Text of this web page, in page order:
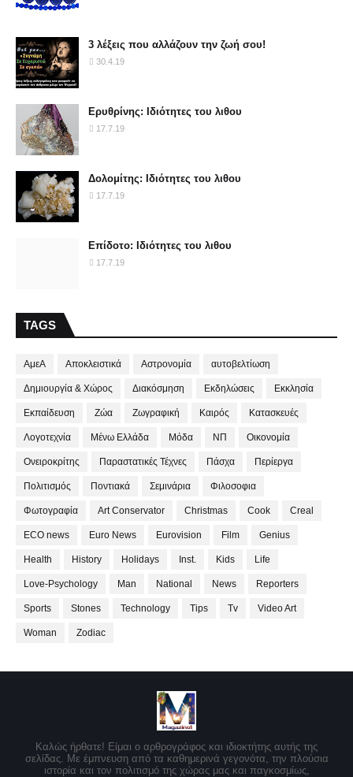
3 λέξεις που αλλάζουν την ζωή σου!
30.4.19
Ερυθρίνης: Ιδιότητες του λιθου
17.7.19
Δολομίτης: Ιδιότητες του λιθου
17.7.19
Επίδοτο: Ιδιότητες του λιθου
17.7.19
TAGS
ΑμεΑ Αποκλειστικά Αστρονομία αυτοβελτίωση
Δημιουργία & Χώρος Διακόσμηση Εκδηλώσεις Εκκλησία
Εκπαίδευση Ζώα Ζωγραφική Καιρός Κατασκευές
Λογοτεχνία Μένω Ελλάδα Μόδα ΝΠ Οικονομία
Ονειροκρίτης Παραστατικές Τέχνες Πάσχα Περίεργα
Πολιτισμός Ποντιακά Σεμινάρια Φιλοσοφια
Φωτογραφία Art Conservator Christmas Cook Creal
ECO news Euro News Eurovision Film Genius
Health History Holidays Inst. Kids Life
Love-Psychology Man National News Reporters
Sports Stones Technology Tips Tv Video Art
Woman Zodiac
Καλώς ήρθατε! Είμαι ο αρθρογράφος και ιδιοκτήτης αυτής της
σελίδας. Με έμπνευση από τα καθημερινά γεγονότα, την πλούσια
ιστορία και τον πολιτισμό της χώρας μας και παγκοσμίως,